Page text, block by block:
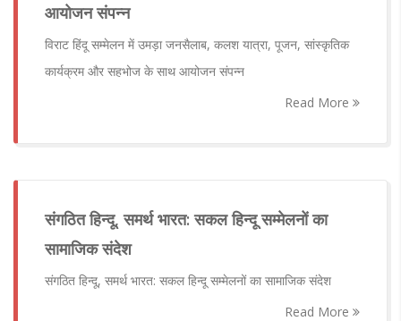
आयोजन संपन्न
विराट हिंदू सम्मेलन में उमड़ा जनसैलाब, कलश यात्रा, पूजन, सांस्कृतिक
कार्यक्रम और सहभोज के साथ आयोजन संपन्न
Read More
संगठित हिन्दू, समर्थ भारत: सकल हिन्दू सम्मेलनों का
सामाजिक संदेश
संगठित हिन्दू, समर्थ भारत: सकल हिन्दू सम्मेलनों का सामाजिक संदेश
Read More